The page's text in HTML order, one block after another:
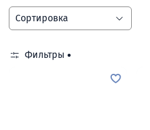
Фильтры